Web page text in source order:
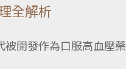
全解析
開發作為口服高血壓藥